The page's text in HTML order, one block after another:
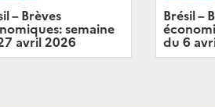
– Brèves
semaine
avril 2026
Brésil –
du 6